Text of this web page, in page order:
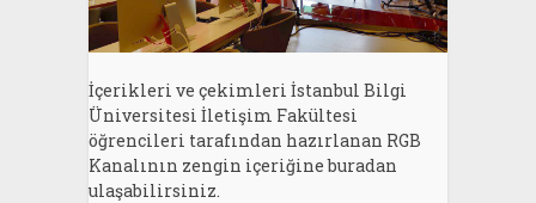
İçerikleri ve çekimleri İstanbul Bilgi
Üniversitesi İletişim Fakültesi
öğrencileri tarafından hazırlanan RGB
Kanalının zengin içeriğine buradan
ulaşabilirsiniz.